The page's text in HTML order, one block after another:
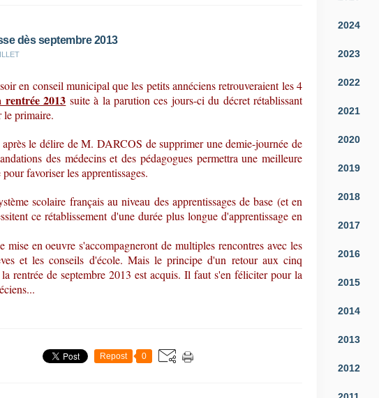
dès septembre 2013
en conseil municipal que les petits annéciens retrouveraient les 4
rentrée 2013 suite à la parution ces jours-ci du décret rétablissant
le primaire.
le délire de M. DARCOS de supprimer une demie-journée de
des médecins et des pédagogues permettra une meilleure
favoriser les apprentissages.
scolaire français au niveau des apprentissages de base (et en
ce rétablissement d'une durée plus longue d'apprentissage en
mise en oeuvre s'accompagneront de multiples rencontres avec les
et les conseils d'école. Mais le principe d'un retour aux cinq
rentrée de septembre 2013 est acquis. Il faut s'en féliciter pour la
Repost 0
2024
2023
2022
2021
2020
2019
2018
2017
2016
2015
2014
2013
2012